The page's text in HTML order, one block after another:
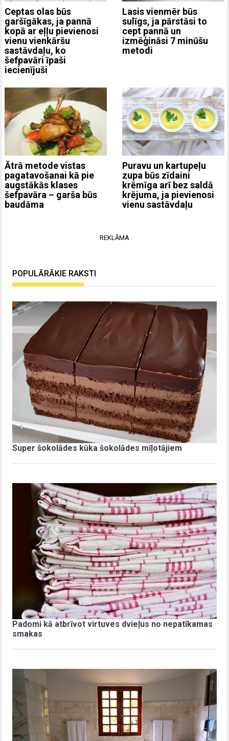
Ceptas olas būs
garšīgākas, ja pannā
kopā ar eļļu pievienosi
vienu vienkāršu
sastāvdaļu, ko
šefpavāri īpaši
iecienījuši
Lasis vienmēr būs
sulīgs, ja pārstāsi to
cept pannā un
izmēģināsi 7 minūšu
metodi
Ātrā metode vistas
pagatavošanai kā pie
augstākās klases
šefpavāra – garša būs
baudāma
Puravu un kartupeļu
zupa būs zīdaini
krēmīga arī bez saldā
krējuma, ja pievienosi
vienu sastāvdaļu
REKLĀMA
POPULĀRĀKIE RAKSTI
Super šokolādes kūka šokolādes mīļotājiem
Padomi kā atbrīvot virtuves dvieļus no nepatīkamas
smakas